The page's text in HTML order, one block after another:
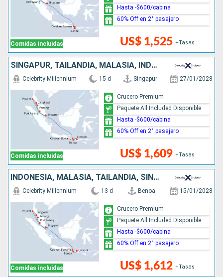
Comidas incluidas US$ 1,525 +Tasas
Hasta -$600/cabina
60% Off en 2° pasajero
SINGAPUR, TAILANDIA, MALASIA, INDONESIA
Comidas incluidas
Celebrity Millennium 15 d Singapur 27/01/2028
US$ 1,609 +Tasas
Crucero Premium
Paquete All Included Disponible
Hasta -$600/cabina
60% Off en 2° pasajero
INDONESIA, MALASIA, TAILANDIA, SINGAPUR
Comidas incluidas
Celebrity Millennium 13 d Benoa 15/01/2028
US$ 1,612 +Tasas
Crucero Premium
Paquete All Included Disponible
Hasta -$600/cabina
60% Off en 2° pasajero